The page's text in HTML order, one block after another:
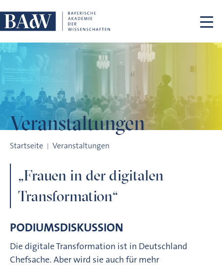
Veranstaltungen
Startseite Veranstaltungen
„Frauen in der digitalen
Transformation“
PODIUMSDISKUSSION
Die digitale Transformation ist in Deutschland
Chefsache. Aber wird sie auch für mehr